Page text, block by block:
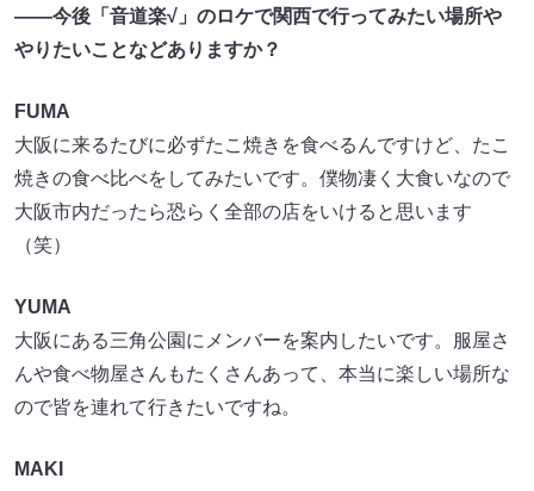
――今後「音道楽√」のロケで関西で行ってみたい場所や
やりたいことなどありますか？
FUMA
大阪に来るたびに必ずたこ焼きを食べるんですけど、たこ
焼きの食べ比べをしてみたいです。僕物凄く大食いなので
大阪市内だったら恐らく全部の店をいけると思います
（笑）
YUMA
大阪にある三角公園にメンバーを案内したいです。服屋さ
んや食べ物屋さんもたくさんあって、本当に楽しい場所な
ので皆を連れて行きたいですね。
MAKI